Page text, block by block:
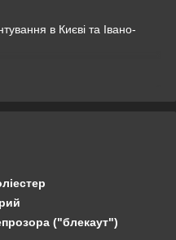
в Києві та Івано-
("блекаут")